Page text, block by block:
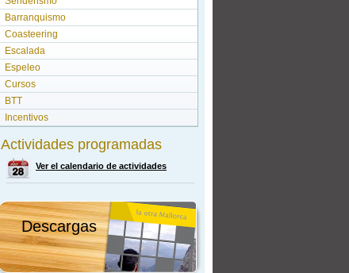
Barranquismo
Coasteering
Escalada
Espeleo
Cursos
BTT
Incentivos
Actividades programadas
Ver el calendario de actividades
Descargas